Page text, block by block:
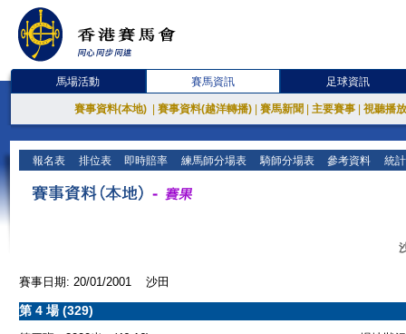
馬場活動 賽馬資訊 足球資訊
賽事資料(本地) 賽事資料(越洋轉播) 賽馬新聞 主要賽事 視聽播
報名表 排位表 即時賠率 練馬師分場表 騎師分場表 參考資料 統
賽事日期: 20/01/2001 沙田
第 4 場 (329)